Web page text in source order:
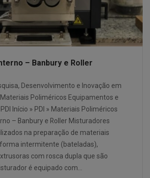
– Banbury e Roller
Desenvolvimento e Inovação em
Poliméricos Equipamentos e
Início » PDI » Materiais Poliméricos
– Banbury e Roller Misturadores
na preparação de materiais
intermitente (bateladas),
com rosca dupla que são
é equipado com…